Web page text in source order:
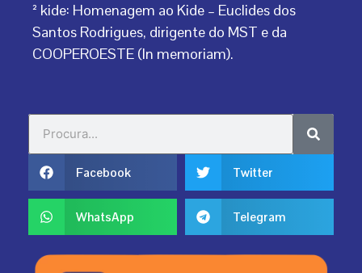
² kide: Homenagem ao Kide – Euclides dos
Santos Rodrigues, dirigente do MST e da
COOPEROESTE (In memoriam).
Search
Facebook Twitter
WhatsApp Telegram